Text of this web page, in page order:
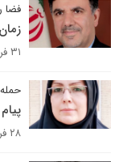
فضا
۳۱ فروردین ۱۴۰۳
حمله ۱۴ آوریل؛ ترکیب ظریف بازدارندگی و عملگرایی
۲۸ فروردین ۱۴۰۳